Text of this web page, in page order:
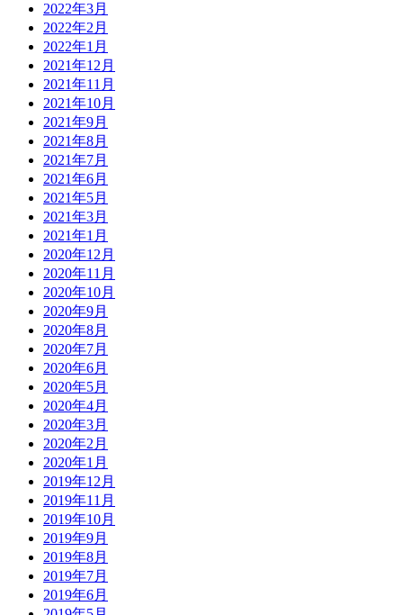
2022年3月
2022年2月
2022年1月
2021年12月
2021年11月
2021年10月
2021年9月
2021年8月
2021年7月
2021年6月
2021年5月
2021年3月
2021年1月
2020年12月
2020年11月
2020年10月
2020年9月
2020年8月
2020年7月
2020年6月
2020年5月
2020年4月
2020年3月
2020年2月
2020年1月
2019年12月
2019年11月
2019年10月
2019年9月
2019年8月
2019年7月
2019年6月